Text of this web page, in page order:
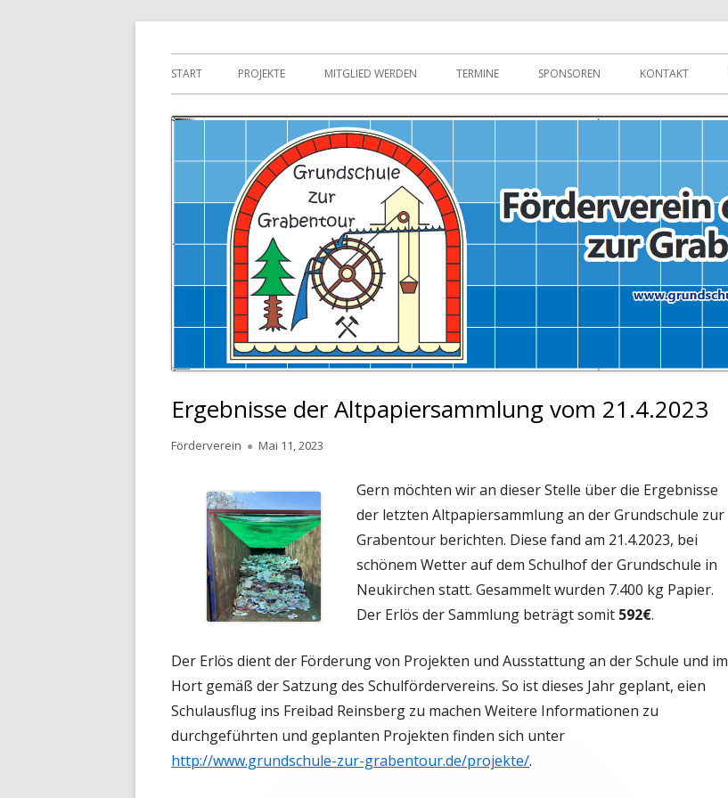
Primäres
Menü
START PROJEKTE MITGLIED WERDEN TERMINE SPONSOREN KONTAKT
Ergebnisse der Altpapiersammlung vom 21.4.2023
Autor
Förderverein
Veröffentlicht
Mai 11, 2023
Gern möchten wir an dieser Stelle über die Ergebnisse
der letzten Altpapiersammlung an der Grundschule zur
Grabentour berichten. Diese fand am 21.4.2023, bei
schönem Wetter auf dem Schulhof der Grundschule in
Neukirchen statt. Gesammelt wurden 7.400 kg Papier.
Der Erlös der Sammlung beträgt somit 592€.
Der Erlös dient der Förderung von Projekten und Ausstattung an der Schule und im
Hort gemäß der Satzung des Schulfördervereins. So ist dieses Jahr geplant, eien
Schulausflug ins Freibad Reinsberg zu machen Weitere Informationen zu
durchgeführten und geplanten Projekten finden sich unter
http://www.grundschule-zur-grabentour.de/projekte/.